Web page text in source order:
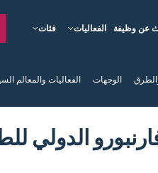
فئات الفعاليات عن وظيفة
الوجهات الفعاليات والمعالم